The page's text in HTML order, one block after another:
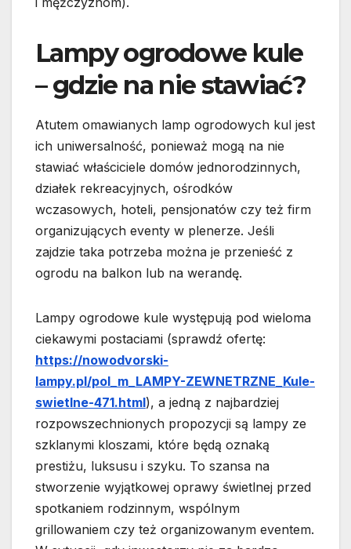
Lampy ogrodowe kule
– gdzie na nie stawiać?
Atutem omawianych lamp ogrodowych kul jest
ich uniwersalność, ponieważ mogą na nie
stawiać właściciele domów jednorodzinnych,
działek rekreacyjnych, ośrodków
wczasowych, hoteli, pensjonatów czy też firm
organizujących eventy w plenerze. Jeśli
zajdzie taka potrzeba można je przenieść z
ogrodu na balkon lub na werandę.
Lampy ogrodowe kule występują pod wieloma
ciekawymi postaciami (sprawdź ofertę:
https://nowodvorski-
lampy.pl/pol_m_LAMPY-ZEWNETRZNE_Kule-
swietlne-471.html), a jedną z najbardziej
rozpowszechnionych propozycji są lampy ze
szklanymi kloszami, które będą oznaką
prestiżu, luksusu i szyku. To szansa na
stworzenie wyjątkowej oprawy świetlnej przed
spotkaniem rodzinnym, wspólnym
grillowaniem czy też organizowanym eventem.